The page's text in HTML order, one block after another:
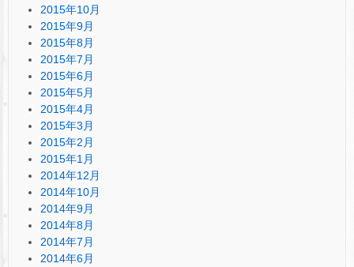
2015年10月
2015年9月
2015年8月
2015年7月
2015年6月
2015年5月
2015年4月
2015年3月
2015年2月
2015年1月
2014年12月
2014年10月
2014年9月
2014年8月
2014年7月
2014年6月